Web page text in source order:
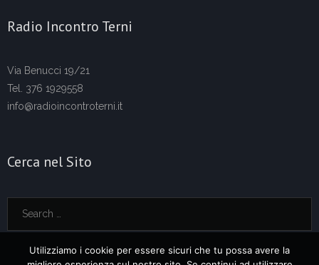
Radio Incontro Terni
Via Benucci 19/21
Tel. 376 1929558
info@radioincontroterni.it
Cerca nel Sito
Utilizziamo i cookie per essere sicuri che tu possa avere la